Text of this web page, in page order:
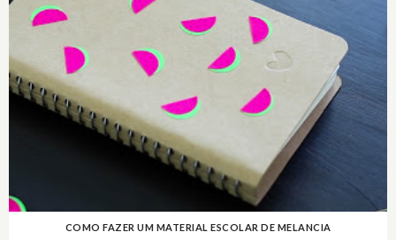
COMO FAZER UM MATERIAL ESCOLAR DE MELANCIA